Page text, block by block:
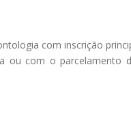
com inscrição
com o parcelamento